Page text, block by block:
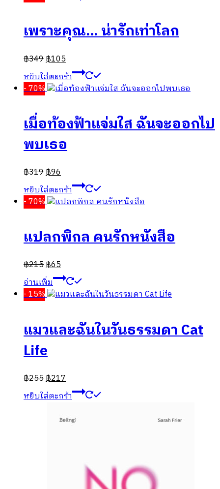
เพราะคุณ… น่ารักเท่าโลก
฿349฿105
หยิบใส่ตะกร้า
- 70%
เมื่อท้องฟ้าแจ่มใส ฉันจะออกไป
พบเธอ
฿319฿96
หยิบใส่ตะกร้า
- 70%
แปลกพิกล คนรักหนังสือ
฿215฿65
อ่านเพิ่ม
- 15%
แมวและฉันในวันธรรมดา Cat
Life
฿255฿217
หยิบใส่ตะกร้า